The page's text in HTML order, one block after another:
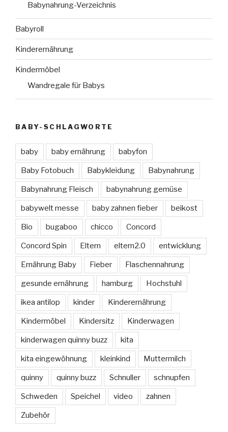
Babynahrung-Verzeichnis
Babyroll
Kinderernährung
Kindermöbel
Wandregale für Babys
BABY-SCHLAGWORTE
baby baby ernährung babyfon
Baby Fotobuch Babykleidung Babynahrung
Babynahrung Fleisch babynahrung gemüse
babywelt messe baby zahnen fieber beikost
Bio bugaboo chicco Concord
Concord Spin Eltern eltern2.0 entwicklung
Ernährung Baby Fieber Flaschennahrung
gesunde ernährung hamburg Hochstuhl
ikea antilop kinder Kinderernährung
Kindermöbel Kindersitz Kinderwagen
kinderwagen quinny buzz kita
kita eingewöhnung kleinkind Muttermilch
quinny quinny buzz Schnuller schnupfen
Schweden Speichel video zahnen
Zubehör